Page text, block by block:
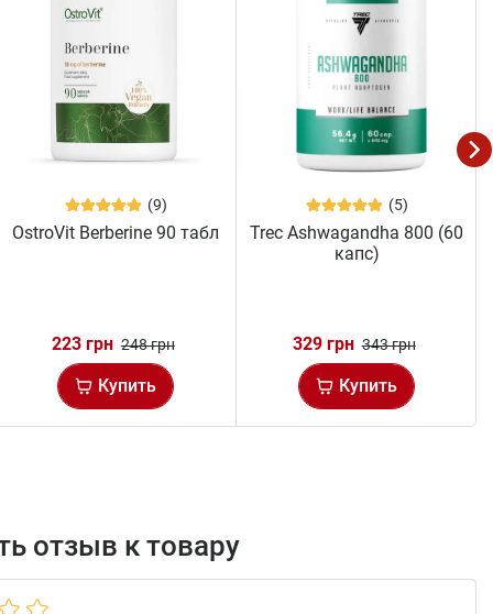
(9)
OstroVit Berberine 90 табл
223 грн 248 грн
Купить
(5)
Trec Ashwagandha 800 (60
капс)
329 грн 343 грн
Купить
отзыв к товару